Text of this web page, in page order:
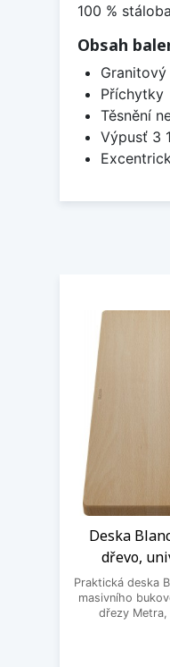
100 %
Obsah
Granitový
Příchytky
Těsnění
Výpusť 3
Deska
dřevo,
Praktická deska
masivního
dřezy Metra,